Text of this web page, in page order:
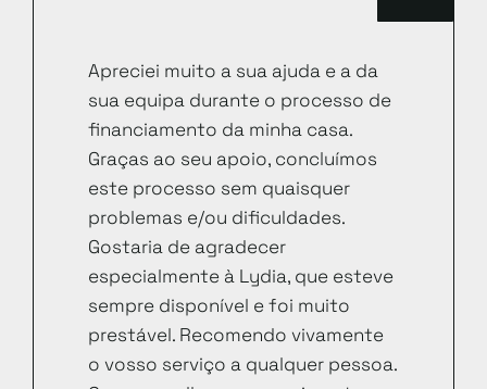
Apreciei muito a sua ajuda e a da
sua equipa durante o processo de
financiamento da minha casa.
Graças ao seu apoio, concluímos
este processo sem quaisquer
problemas e/ou dificuldades.
Gostaria de agradecer
especialmente à Lydia, que esteve
sempre disponível e foi muito
prestável. Recomendo vivamente
o vosso serviço a qualquer pessoa.